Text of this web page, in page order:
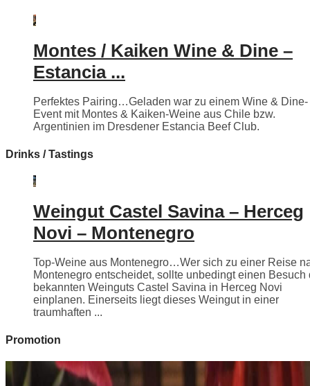
Montes / Kaiken Wine & Dine –
Estancia ...
Perfektes Pairing…Geladen war zu einem Wine & Dine-
Event mit Montes & Kaiken-Weine aus Chile bzw.
Argentinien im Dresdener Estancia Beef Club.
Drinks / Tastings
Weingut Castel Savina – Herceg
Novi – Montenegro
Top-Weine aus Montenegro…Wer sich zu einer Reise
Montenegro entscheidet, sollte unbedingt einen Besuch
bekannten Weinguts Castel Savina in Herceg Novi
einplanen. Einerseits liegt dieses Weingut in einer
traumhaften ...
Promotion